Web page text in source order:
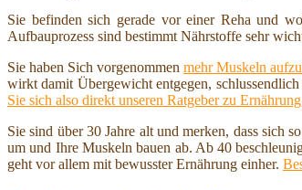
Sie befinden sich gerade vor einer Reha und
Aufbauprozess sind bestimmt Nährstoffe sehr
Sie haben Sich vorgenommen mehr Muskeln
wirkt damit Übergewicht entgegen,
Sie sich also direkt unseren Ratgeber zu
Sie sind über 30 Jahre alt und merken, dass sich
um und Ihre Muskeln bauen ab. Ab 40
geht vor allem mit bewusster Ernährung einher.